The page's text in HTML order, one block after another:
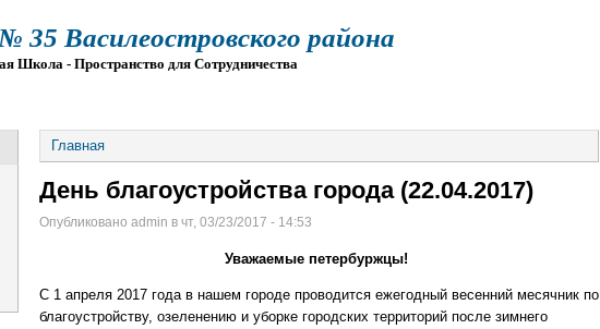
Василеостровского района
- Пространство для Сотрудничества
Главная
День благоустройства города (22.04.2017)
Опубликовано admin в чт, 03/23/2017 - 14:53
Уважаемые петербуржцы!
С 1 апреля 2017 года в нашем городе проводится ежегодный весенний месячник по
благоустройству, озеленению и уборке городских территорий после зимнего